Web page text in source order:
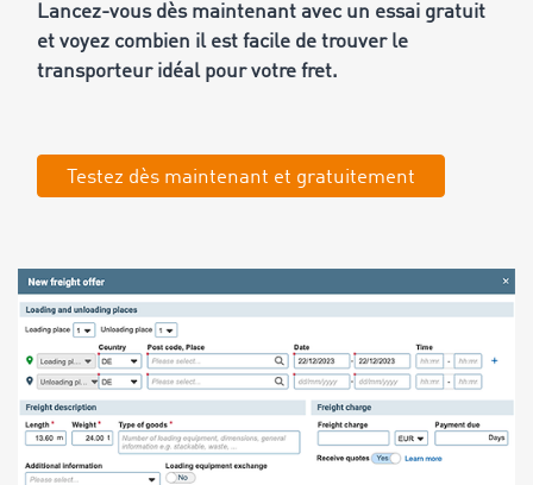
Lancez-vous dès maintenant avec un essai gratuit
et voyez combien il est facile de trouver le
transporteur idéal pour votre fret.
Testez dès maintenant et gratuitement